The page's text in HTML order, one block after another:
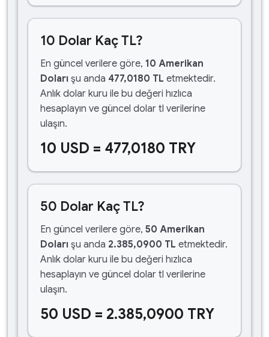
10 Dolar Kaç TL?
En güncel verilere göre, 10 Amerikan
Doları şu anda 477,0180 TL etmektedir.
Anlık dolar kuru ile bu değeri hızlıca
hesaplayın ve güncel dolar tl verilerine
ulaşın.
10 USD = 477,0180 TRY
50 Dolar Kaç TL?
En güncel verilere göre, 50 Amerikan
Doları şu anda 2.385,0900 TL etmektedir.
Anlık dolar kuru ile bu değeri hızlıca
hesaplayın ve güncel dolar tl verilerine
ulaşın.
50 USD = 2.385,0900 TRY